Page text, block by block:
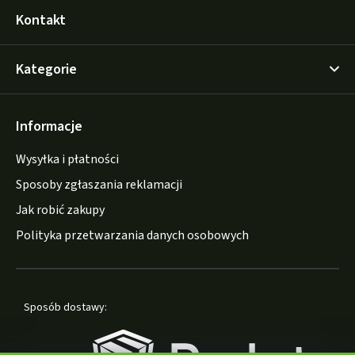
Kontakt
Kategorie
Informacje
Wysyłka i płatności
Sposoby zgłaszania reklamacji
Jak robić zakupy
Polityka przetwarzania danych osobowych
Sposób dostawy: